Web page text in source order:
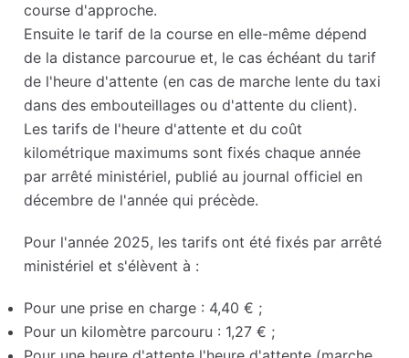
course d'approche.
Ensuite le tarif de la course en elle-même dépend
de la distance parcourue et, le cas échéant du tarif
de l'heure d'attente (en cas de marche lente du taxi
dans des embouteillages ou d'attente du client).
Les tarifs de l'heure d'attente et du coût
kilométrique maximums sont fixés chaque année
par arrêté ministériel, publié au journal officiel en
décembre de l'année qui précède.
Pour l'année 2025, les tarifs ont été fixés par arrêté
ministériel et s'élèvent à :
Pour une prise en charge : 4,40 € ;
Pour un kilomètre parcouru : 1,27 € ;